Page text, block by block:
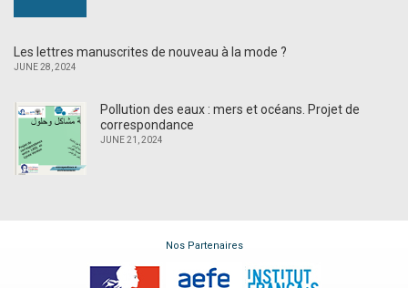
Les lettres manuscrites de nouveau à la mode ?
JUNE 28, 2024
Pollution des eaux : mers et océans. Projet de
correspondance
JUNE 21, 2024
Nos Partenaires